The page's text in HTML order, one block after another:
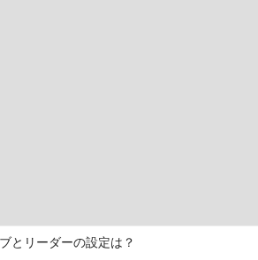
とリーダーの設定は？